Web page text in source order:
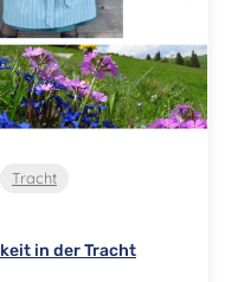
Tracht
in der Tracht